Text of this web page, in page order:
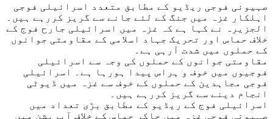
صہیونی فوجی ریڈیو کے مطابق متعدد اسرائیلی فوجی
اہلکار غزہ میں جنگ کے لئے جانے سے گریز کررہے ہیں۔
الجزیرہ نے کہا ہے کہ غزہ میں اسرائیلی جارح فوج کے
خلاف حماس اور تحریک جہاد اسلامی کے مقاومتی جوانوں
کے حملوں میں شدت آرہی ہے۔
مقاومتی جوانوں کے حملوں کی وجہ سے اسرائیلی
فوجیوں میں خوف و ہراس پیدا ہورہا ہے۔ اسرائیلی
فوجی مجاہدین کے حملوں کے خوف سے غزہ میں ڈیوٹی
انجام دینے سے گریز کررہے ہیں۔
اسرائیلی فوج کے ریڈیو کے مطابق بڑی تعداد میں
صہیونی فوجی غزہ میں جاکر حماس کے خلاف آپریشن میں